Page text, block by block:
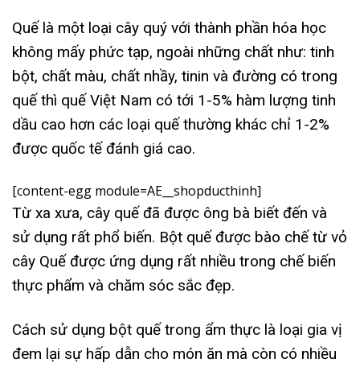
Quế là một loại cây quý với thành phần hóa học
không mấy phức tạp, ngoài những chất như: tinh
bột, chất màu, chất nhầy, tinin và đường có trong
quế thì quế Việt Nam có tới 1-5% hàm lượng tinh
dầu cao hơn các loại quế thường khác chỉ 1-2%
được quốc tế đánh giá cao.
[content-egg module=AE__shopducthinh]
Từ xa xưa, cây quế đã được ông bà biết đến và
sử dụng rất phổ biến. Bột quế được bào chế từ vỏ
cây Quế được ứng dụng rất nhiều trong chế biến
thực phẩm và chăm sóc sắc đẹp.
Cách sử dụng bột quế trong ẩm thực là loại gia vị
đem lại sự hấp dẫn cho món ăn mà còn có nhiều